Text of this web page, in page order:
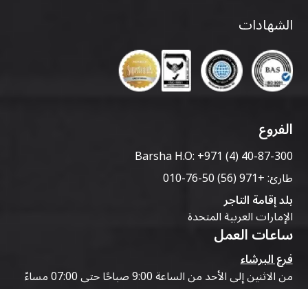
الشهادات
الفروع
Barsha H.O:+971 (4) 40-87-300
طارئ:+971 (56) 50-76-010
بلد إقامة التاجر
الإمارات العربية المتحدة
ساعات العمل
فرع البرشاء
من الاثنين إلى الأحد من الساعة 9:00 صباحًا حتى 07:00 مساءً